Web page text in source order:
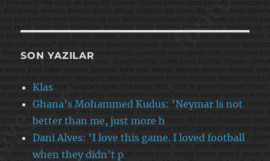
SON YAZILAR
Klas
Ghana’s Mohammed Kudus: ‘Neymar is not
better than me, just more h
Dani Alves: ‘I love this game. I loved football
when they didn’t p